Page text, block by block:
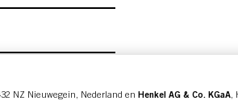
NZ Nieuwegein, Nederland en Henkel AG & Co. KGaA